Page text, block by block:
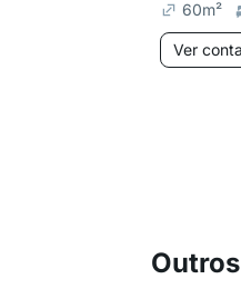
60m²
Ver